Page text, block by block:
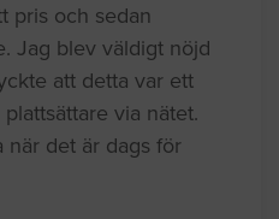
pris och sedan
Jag blev väldigt nöjd
att detta var ett
via nätet.
när det är dags för